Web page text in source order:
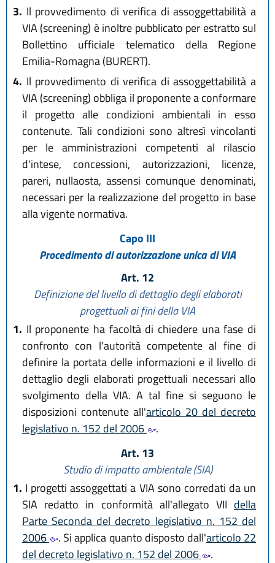
3. Il provvedimento di verifica di assoggettabilità a
VIA (screening) è inoltre pubblicato per estratto sul
Bollettino ufficiale telematico della Regione
Emilia-Romagna (BURERT).
4. Il provvedimento di verifica di assoggettabilità a
VIA (screening) obbliga il proponente a conformare
il progetto alle condizioni ambientali in esso
contenute. Tali condizioni sono altresì vincolanti
per le amministrazioni competenti al rilascio
d'intese, concessioni, autorizzazioni, licenze,
pareri, nullaosta, assensi comunque denominati,
necessari per la realizzazione del progetto in base
alla vigente normativa.
Capo III
Procedimento di autorizzazione unica di VIA
Art. 12
Definizione del livello di dettaglio degli elaborati
progettuali ai fini della VIA
1. Il proponente ha facoltà di chiedere una fase di
confronto con l'autorità competente al fine di
definire la portata delle informazioni e il livello di
dettaglio degli elaborati progettuali necessari allo
svolgimento della VIA. A tal fine si seguono le
disposizioni contenute all'articolo 20 del decreto
legislativo n. 152 del 2006
.
Art. 13
Studio di impatto ambientale (SIA)
1. I progetti assoggettati a VIA sono corredati da un
SIA redatto in conformità all'allegato VII della
Parte Seconda del decreto legislativo n. 152 del
2006
. Si applica quanto disposto dall'articolo 22
del decreto legislativo n. 152 del 2006
.